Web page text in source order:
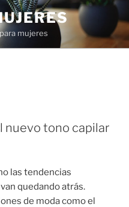
mujeres
nuevo tono capilar
las tendencias
quedando atrás.
de moda como el